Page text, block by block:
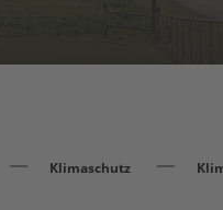
Klimaschutz